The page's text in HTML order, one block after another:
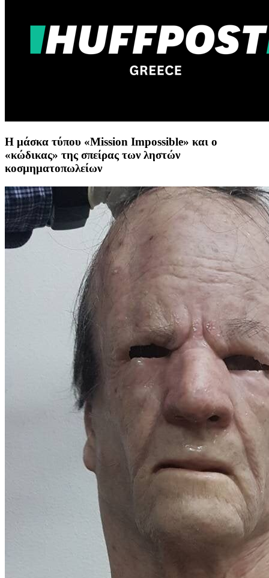
Η μάσκα τύπου «Mission Impossible» και ο
«κώδικας» της σπείρας των ληστών
κοσμηματοπωλείων